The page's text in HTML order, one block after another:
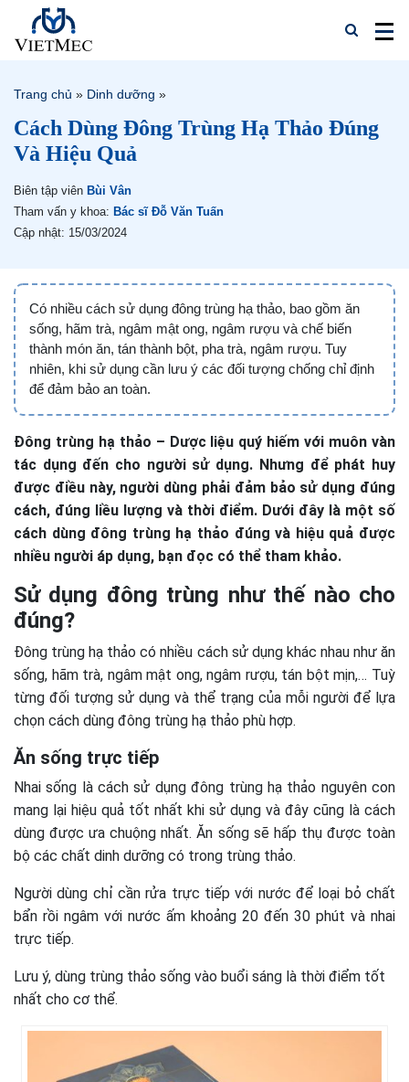
Trang chủ » Dinh dưỡng »
Cách Dùng Đông Trùng Hạ Thảo Đúng
Và Hiệu Quả
Biên tập viên Bùi Vân
Tham vấn y khoa: Bác sĩ Đỗ Văn Tuấn
Cập nhật: 15/03/2024
Có nhiều cách sử dụng đông trùng hạ thảo, bao gồm ăn
sống, hãm trà, ngâm mật ong, ngâm rượu và chế biến
thành món ăn, tán thành bột, pha trà, ngâm rượu. Tuy
nhiên, khi sử dụng cần lưu ý các đối tượng chống chỉ định
để đảm bảo an toàn.
Đông trùng hạ thảo – Dược liệu quý hiếm với muôn vàn
tác dụng đến cho người sử dụng. Nhưng để phát huy
được điều này, người dùng phải đảm bảo sử dụng đúng
cách, đúng liều lượng và thời điểm. Dưới đây là một số
cách dùng đông trùng hạ thảo đúng và hiệu quả được
nhiều người áp dụng, bạn đọc có thể tham khảo.
Sử dụng đông trùng như thế nào cho
đúng?
Đông trùng hạ thảocó nhiều cách sử dụng khác nhau như ăn
sống, hãm trà, ngâm mật ong, ngâm rượu, tán bột mịn,… Tuỳ
từng đối tượng sử dụng và thể trạng của mỗi người để lựa
chọn cách dùng đông trùng hạ thảo phù hợp.
Ăn sống trực tiếp
Nhai sống là cách sử dụng đông trùng hạ thảo nguyên con
mang lại hiệu quả tốt nhất khi sử dụng và đây cũng là cách
dùng được ưa chuộng nhất. Ăn sống sẽ hấp thụ được toàn
bộ các chất dinh dưỡng có trong trùng thảo.
Người dùng chỉ cần rửa trực tiếp với nước để loại bỏ chất
bẩn rồi ngâm với nước ấm khoảng 20 đến 30 phút và nhai
trực tiếp.
Lưu ý, dùng trùng thảo sống vào buổi sáng là thời điểm tốt
nhất cho cơ thể.